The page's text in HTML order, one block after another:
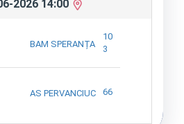
2026 14:00
BAM SPERANȚA
10
3
AS PERVANCIUC 66